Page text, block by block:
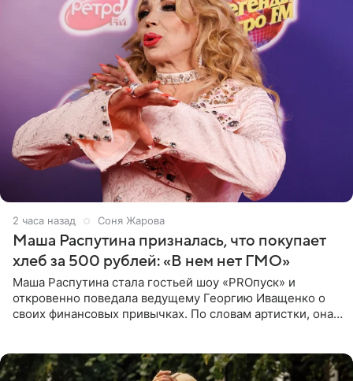
2 часа назад Соня Жарова
Маша Распутина призналась, что покупает
хлеб за 500 рублей: «В нем нет ГМО»
Маша Распутина стала гостьей шоу «PROпуск» и
откровенно поведала ведущему Георгию Иващенко о
своих финансовых привычках. По словам артистки, она